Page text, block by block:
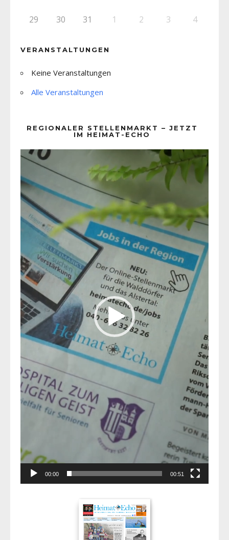
29 30 31 1 2 3 4
VERANSTALTUNGEN
Keine Veranstaltungen
Alle Veranstaltungen
REGIONALER STELLENMARKT – JETZT
IM HEIMAT-ECHO
Player
00:00 00:51